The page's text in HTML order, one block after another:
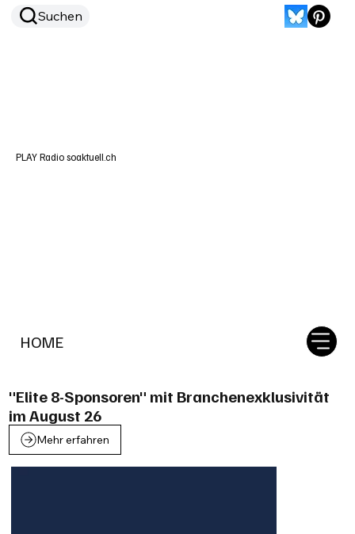
HOME
Suchen
PLAY Radio soaktuell.ch
"Elite 8-Sponsoren" mit Branchenexklusivität
im August 26
Mehr erfahren